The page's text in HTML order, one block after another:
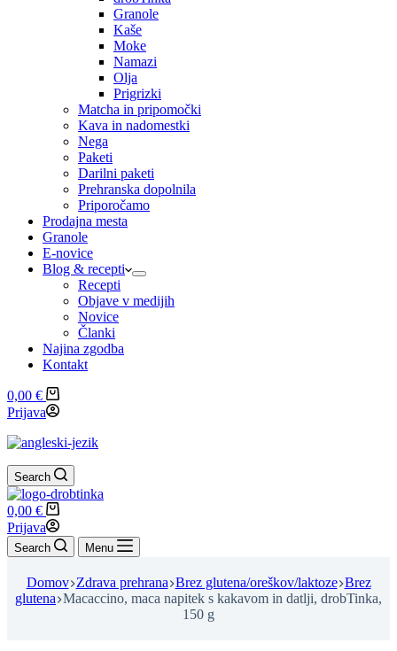
Granole
Kaše
Moke
Namazi
Olja
Prigrizki
Matcha in pripomočki
Kava in nadomestki
Nega
Paketi
Darilni paketi
Prehranska dopolnila
Priporočamo
Prodajna mesta
Granole
E-novice
Blog & recepti
Recepti
Objave v medijih
Novice
Članki
Najina zgodba
Kontakt
Shopping
cart
0,00 €
Prijava
Search
Shopping
cart
0,00 €
Prijava
Search Menu
Domov Zdrava prehrana Brez glutena/oreškov/laktoze Brez
glutena Macaccino, maca napitek s kakavom in datlji, drobTinka,
150 g